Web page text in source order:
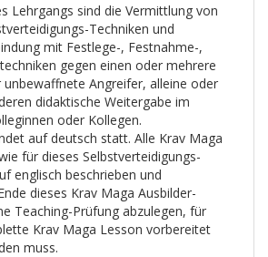
Lehrgangs sind die Vermittlung von
Techniken und
mit Festlege-, Festnahme-,
gegen einen oder mehrere
Angreifer, alleine oder
didaktische Weitergabe im
oder Kollegen.
auf deutsch statt. Alle Krav Maga
für dieses Selbstverteidigungs-
englisch beschrieben und
dieses Krav Maga Ausbilder-
Teaching-Prüfung abzulegen, für
Krav Maga Lesson vorbereitet
muss.